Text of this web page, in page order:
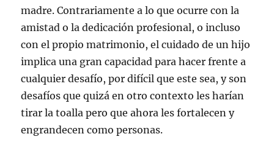
madre. Contrariamente a lo que ocurre con la
amistad o la dedicación profesional, o incluso
con el propio matrimonio, el cuidado de un hijo
implica una gran capacidad para hacer frente a
cualquier desafío, por difícil que este sea, y son
desafíos que quizá en otro contexto les harían
tirar la toalla pero que ahora les fortalecen y
engrandecen como personas.